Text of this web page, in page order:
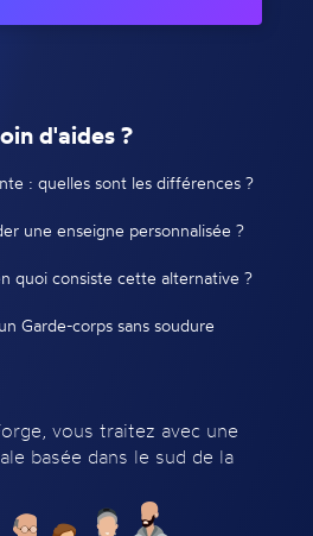
d'aides ?
: quelles sont les différences ?
une enseigne personnalisée ?
quoi consiste cette alternative ?
Garde-corps sans soudure
vous traitez avec une
basée dans le sud de la